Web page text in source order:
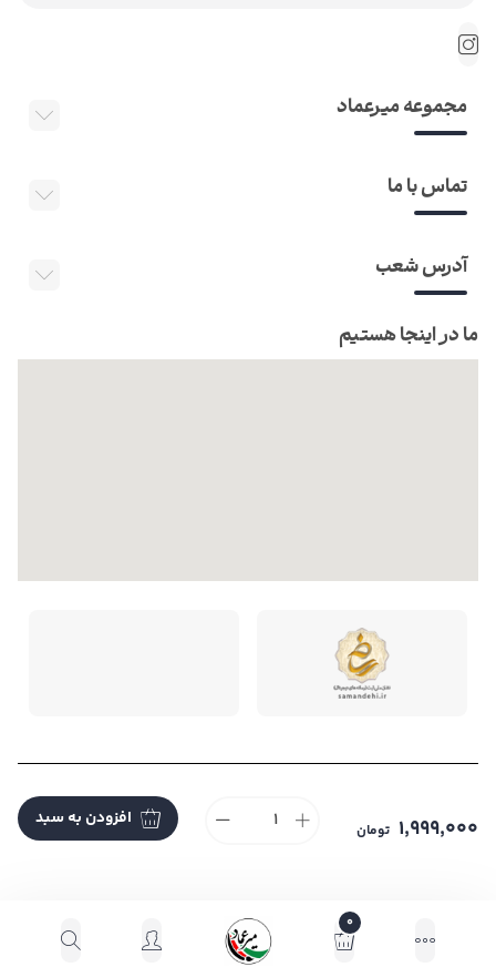
0
1,999,000 تومان
افزودن به سبد
مجموعه میرعماد
تماس با ما
آدرس شعب
ما در اینجا هستیم
تمام حقوق این فروشگاه متعلق به می باشد. |طراحی و
توسعه ایندکس